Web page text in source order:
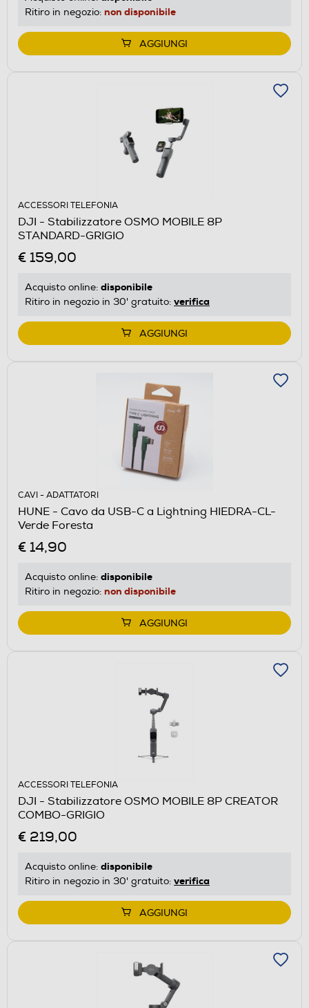
Ritiro in negozio: non disponibile
AGGIUNGI
ACCESSORI TELEFONIA
DJI - Stabilizzatore OSMO MOBILE 8P
STANDARD-GRIGIO
€ 159,00
Acquisto online: disponibile
Ritiro in negozio in 30' gratuito: verifica
AGGIUNGI
CAVI - ADATTATORI
HUNE - Cavo da USB-C a Lightning HIEDRA-CL-
Verde Foresta
€ 14,90
Acquisto online: disponibile
Ritiro in negozio: non disponibile
AGGIUNGI
ACCESSORI TELEFONIA
DJI - Stabilizzatore OSMO MOBILE 8P CREATOR
COMBO-GRIGIO
€ 219,00
Acquisto online: disponibile
Ritiro in negozio in 30' gratuito: verifica
AGGIUNGI